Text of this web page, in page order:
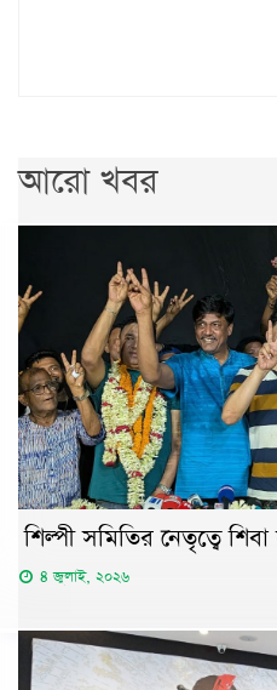
আরো খবর
শিল্পী সমিতির নেতৃত্বে
৪ জুলাই, ২০২৬